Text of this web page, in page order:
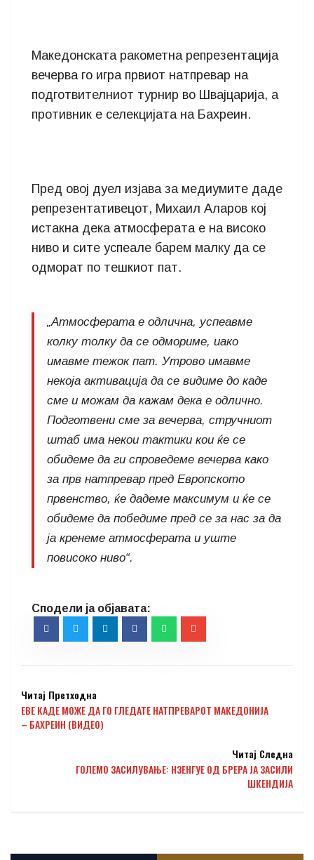
Maкедонската ракометна репрезентација
вечерва го игра првиот натпревар на
подготвителниот турнир во Швајцарија, а
противник е селекцијата на Бахреин.
Пред овој дуел изјава за медиумите даде
репрезентативецот, Михаил Аларов кој
истакна дека атмосферата е на високо
ниво и сите успеале барем малку да се
одморат по тешкиот пат.
„Атмосферата е одлична, успеавме
колку толку да се одмориме, иако
имавме тежок пат. Утрово имавме
некоја активација да се видиме до каде
сме и можам да кажам дека е одлично.
Подготвени сме за вечерва, стручниот
штаб има некои тактики кои ќе се
обидеме да ги спроведеме вечерва како
за прв натпревар пред Европското
првенство, ќе дадеме максимум и ќе се
обидеме да победиме пред се за нас за да
ја кренеме атмосферата и уште
повисоко ниво“.
Читај Претходна
ЕВЕ КАДЕ МОЖЕ ДА ГО ГЛЕДАТЕ НАТПРЕВАРОТ МАКЕДОНИЈА
– БАХРЕИН (ВИДЕО)
Читај Следна
ГОЛЕМО ЗАСИЛУВАЊЕ: НЗЕНГУЕ ОД БРЕРА ЈА ЗАСИЛИ
ШКЕНДИЈА